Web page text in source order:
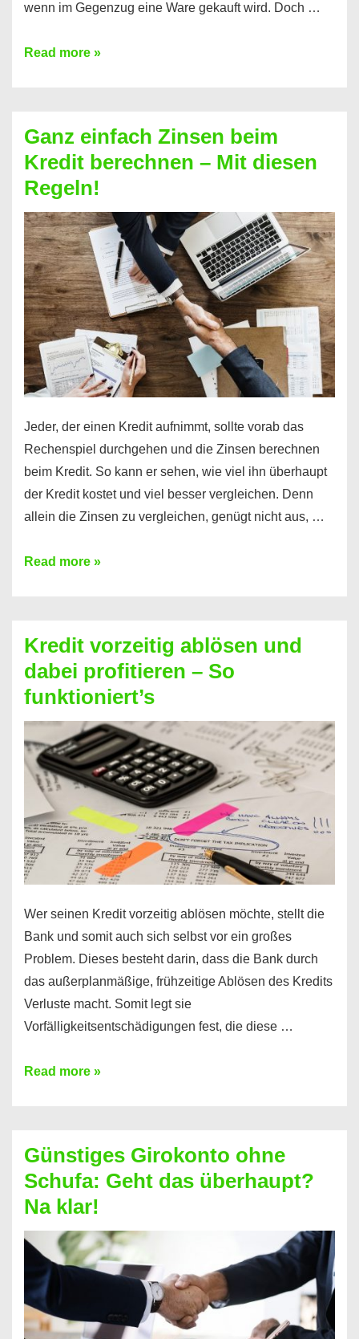
wenn im Gegenzug eine Ware gekauft wird. Doch …
Einen
bekommen?
So
ist
es
möglich!
Read more »
Ganz einfach Zinsen beim
Kredit berechnen – Mit diesen
Regeln!
Jeder, der einen Kredit aufnimmt, sollte vorab das
Rechenspiel durchgehen und die Zinsen berechnen
beim Kredit. So kann er sehen, wie viel ihn überhaupt
der Kredit kostet und viel besser vergleichen. Denn
allein die Zinsen zu vergleichen, genügt nicht aus, …
Ganz
Kredit
berechnen
–
Mit
diesen
Regeln!
Read more »
Kredit vorzeitig ablösen und
dabei profitieren – So
funktioniert’s
Wer seinen Kredit vorzeitig ablösen möchte, stellt die
Bank und somit auch sich selbst vor ein großes
Problem. Dieses besteht darin, dass die Bank durch
das außerplanmäßige, frühzeitige Ablösen des Kredits
Verluste macht. Somit legt sie
Vorfälligkeitsentschädigungen fest, die diese …
Kredit
dabei
profitieren
–
So
funktioniert’s
Read more »
Günstiges Girokonto ohne
Schufa: Geht das überhaupt?
Na klar!